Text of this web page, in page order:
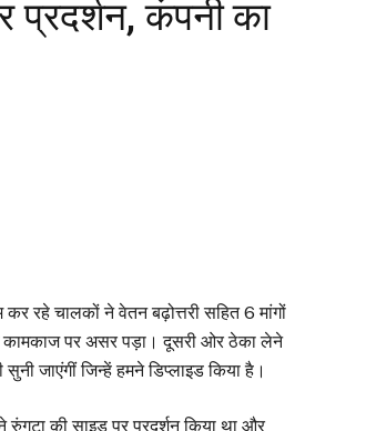
प्रदर्शन, कंपनी का
रहे चालकों ने वेतन बढ़ोत्तरी सहित 6 मांगों
कामकाज पर असर पड़ा। दूसरी ओर ठेका लेने
जाएंगीं जिन्हें हमने डिप्लाइड किया है।
की साइड पर प्रदर्शन किया था और